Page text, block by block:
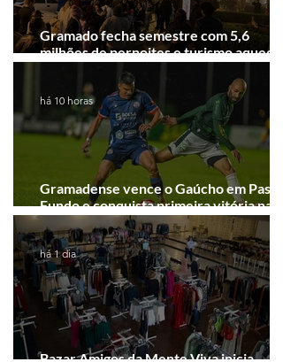
Gramado fecha semestre com 5,6
milhões de pernoites e turismo
Junho desponta!
Gramadense vence o Gaúcho em Passo
Fundo e conquista primeira vitória na
Série A2
há 10 horas
Bazar Amigos da Mente Viva inicia
há 1 dia